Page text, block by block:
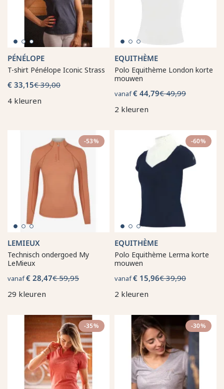
PÉNÉLOPE
T-shirt Pénélope Iconic Strass
€ 33,15€ 39,00
4 kleuren
EQUITHÈME
Polo Equithème London korte
mouwen
vanaf€ 44,79€ 49,99
2 kleuren
-53%
LEMIEUX
Technisch ondergoed My
LeMieux
vanaf€ 28,47€ 59,95
29 kleuren
-60%
EQUITHÈME
Polo Equithème Lerma korte
mouwen
vanaf€ 15,96€ 39,90
2 kleuren
-35% -30%